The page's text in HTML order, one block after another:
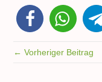
← Vorheriger Beitrag